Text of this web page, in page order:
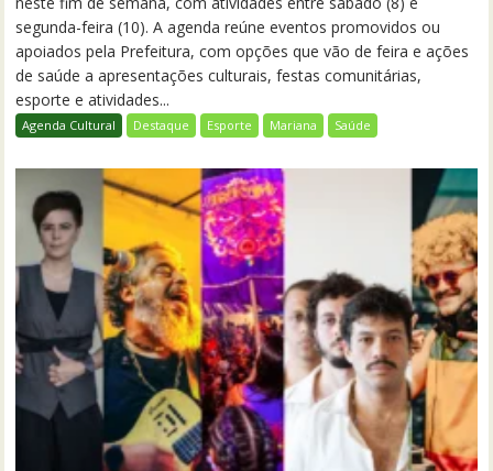
segunda-feira (10). A agenda reúne eventos promovidos ou
apoiados pela Prefeitura, com opções que vão de feira e ações
de saúde a apresentações culturais, festas comunitárias,
esporte e atividades...
Agenda Cultural Destaque Esporte Mariana Saúde